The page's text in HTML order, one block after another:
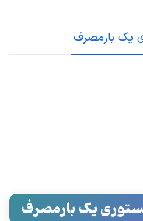
یک بارمصرف
یک بارمصرف